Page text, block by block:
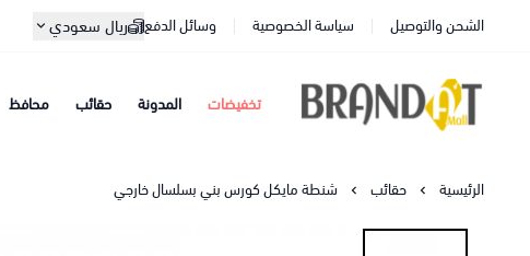
الشحن والتوصيل سياسة الخصوصية وسائل الدفع ريال سعودي
براندات مول تخفيضات المدونة حقائب محافظ
الرئيسية حقائب شنطة مايكل كورس بني بسلسال خارجي